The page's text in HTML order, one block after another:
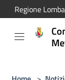
Salta al contenuto
Regione